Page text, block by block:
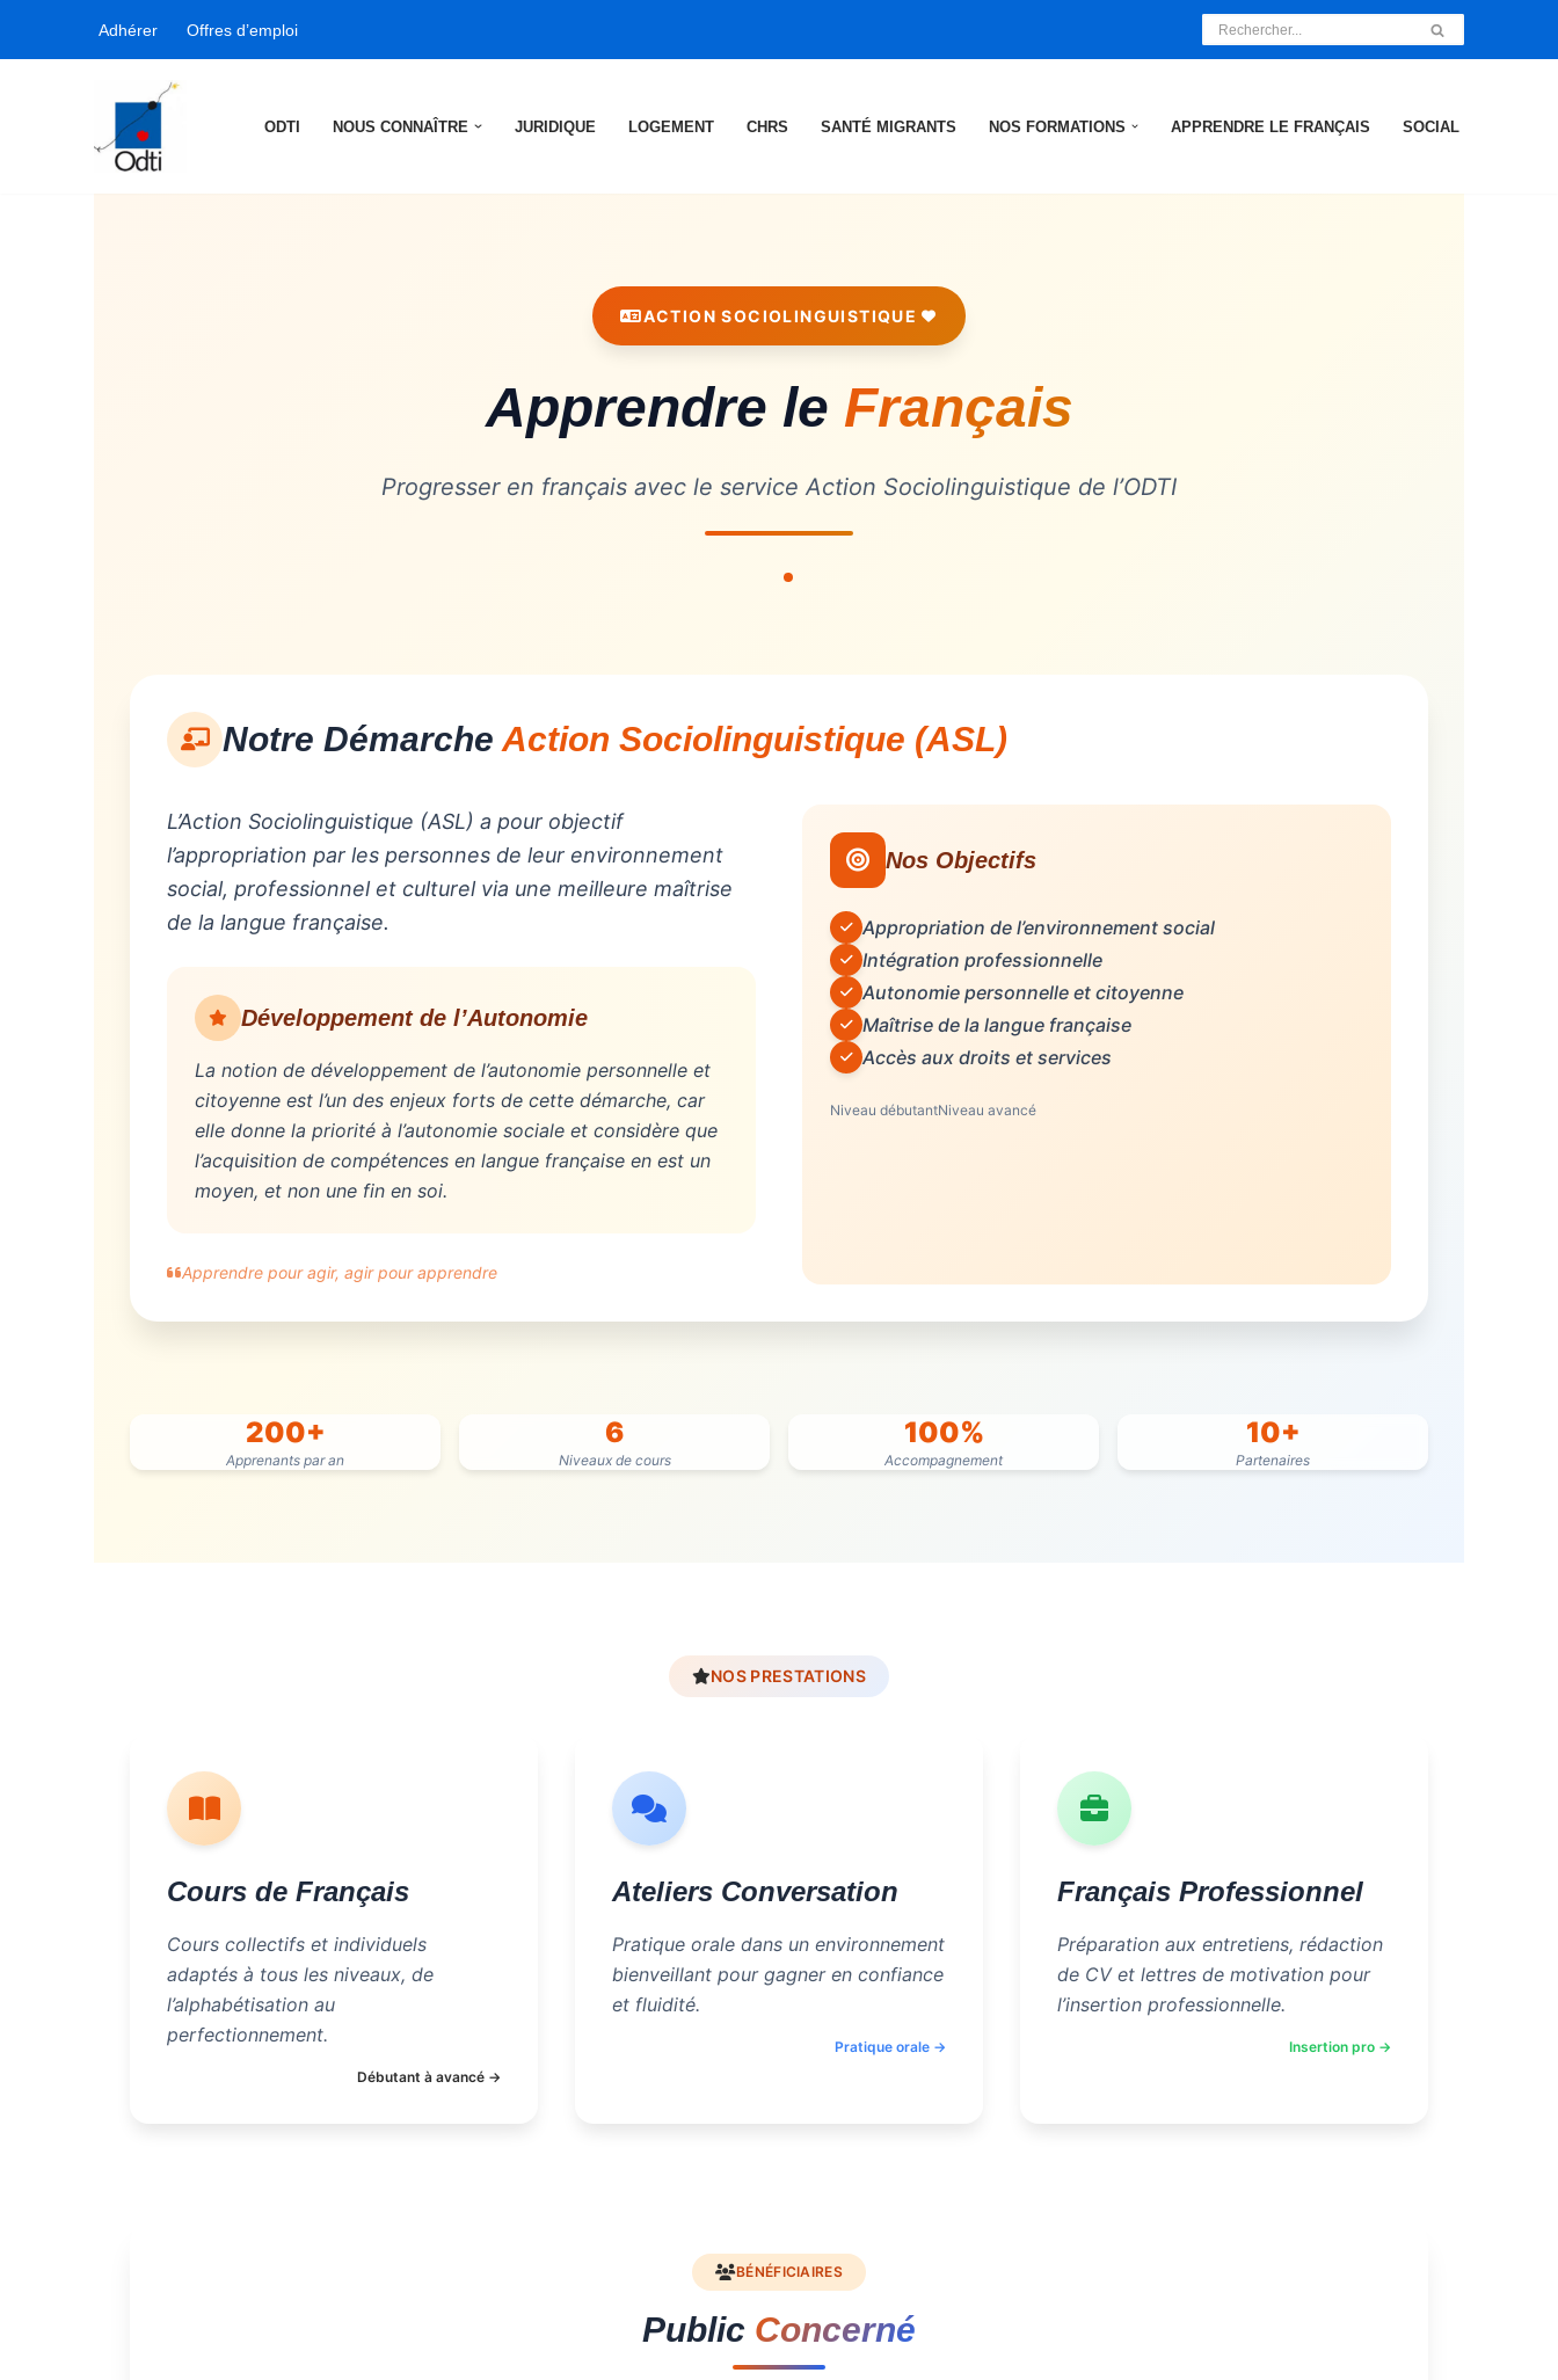
Aller
Adhérer Offres d’emploi
ODTI NOUS CONNAÎTRE JURIDIQUE LOGEMENT CHRS SANTÉ MIGRANTS NOS FORMATIONS APPRENDRE LE FRANÇAIS SOCIAL
ACTION SOCIOLINGUISTIQUE
Apprendre le Français
Progresser en français avec le service Action Sociolinguistique de l’ODTI
Notre Démarche Action Sociolinguistique (ASL)
L’Action Sociolinguistique (ASL) a pour objectif
l’appropriation par les personnes de leur environnement
social, professionnel et culturel via une meilleure maîtrise
de la langue française.
Développement de l’Autonomie
La notion de développement de l’autonomie personnelle et
citoyenne est l’un des enjeux forts de cette démarche, car
elle donne la priorité à l’autonomie sociale et considère que
l’acquisition de compétences en langue française en est un
moyen, et non une fin en soi.
Apprendre pour agir, agir pour apprendre
Nos Objectifs
Appropriation de l’environnement social
Intégration professionnelle
Autonomie personnelle et citoyenne
Maîtrise de la langue française
Accès aux droits et services
Niveau débutantNiveau avancé
200+
Apprenants par an
6
Niveaux de cours
100%
Accompagnement
10+
Partenaires
NOS PRESTATIONS
Cours de Français
Cours collectifs et individuels
adaptés à tous les niveaux, de
l’alphabétisation au
perfectionnement.
Débutant à avancé →
Ateliers Conversation
Pratique orale dans un environnement
bienveillant pour gagner en confiance
et fluidité.
Pratique orale →
Français Professionnel
Préparation aux entretiens, rédaction
de CV et lettres de motivation pour
l’insertion professionnelle.
Insertion pro →
BÉNÉFICIAIRES
Public Concerné